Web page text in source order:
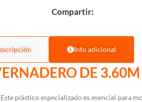
Compartir:
Info adicional
DE
plástico especializado es esencial